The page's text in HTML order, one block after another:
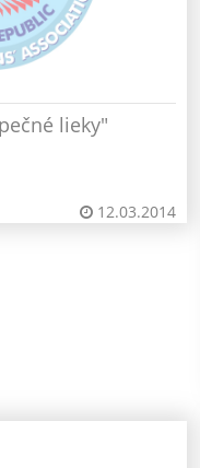
lieky"
12.03.2014